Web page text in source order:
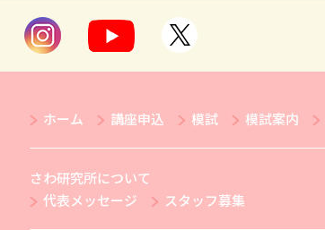
ホーム 講座申込 模試 模試案内
さわ研究所について
代表メッセージ
スタッフ募集